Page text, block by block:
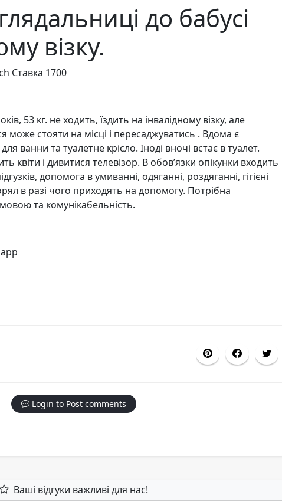
до бабусі
візку.
Ставка 1700
53 кг. не ходить, їздить на інвалідному візку, але
може стояти на місці і пересаджуватись . Вдома є
ванни та туалетне крісло. Іноді вночі встає в туалет.
квіти і дивитися телевізор. В обов’язки опікунки входить
допомога в умиванні, одяганні, роздяганні, гігієні
в разі чого приходять на допомогу. Потрібна
та комунікабельність.
Login to Post comments
Ваші відгуки важливі для нас!